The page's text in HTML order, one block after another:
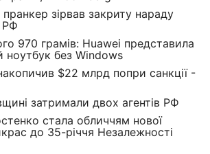
пранкер зірвав закриту нараду
РФ
970 грамів: Huawei представила
ноутбук без Windows
$22 млрд попри санкції -
затримали двох агентів РФ
стала обличчям нової
до 35-річчя Незалежності